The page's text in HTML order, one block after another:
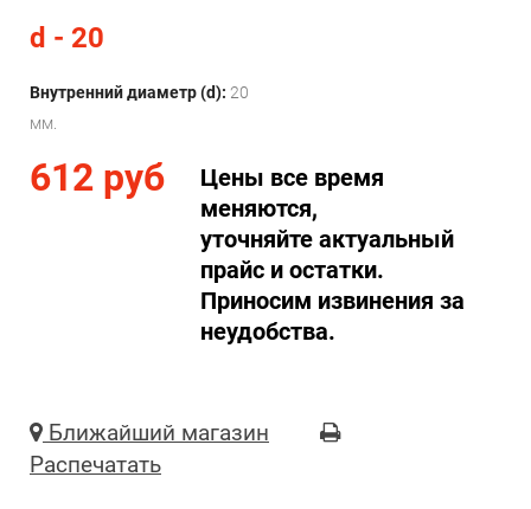
d - 20
Внутренний диаметр (d): 20
мм.
612 руб
Цены все время
меняются,
уточняйте актуальный
прайс и остатки.
Приносим извинения за
неудобства.
Ближайший магазин
Распечатать